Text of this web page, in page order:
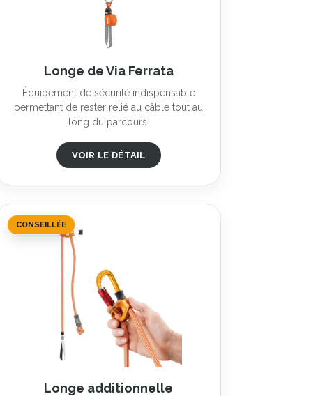
Longe de Via Ferrata
Équipement de sécurité indispensable
permettant de rester relié au câble tout au
long du parcours.
VOIR LE DÉTAIL
CONSEILLÉE
Longe additionnelle